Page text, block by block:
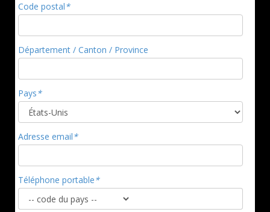
Code postal*
Département / Canton / Province
Pays*
Adresse email*
Téléphone portable*